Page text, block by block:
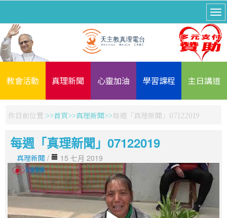
教會活動 真理新聞 心靈加油 學習課程 主日講道
你目前位置: 首頁 真理新聞 每週「真理新聞」07122019
每週「真理新聞」07122019
真理新聞 / 15 七月 2019